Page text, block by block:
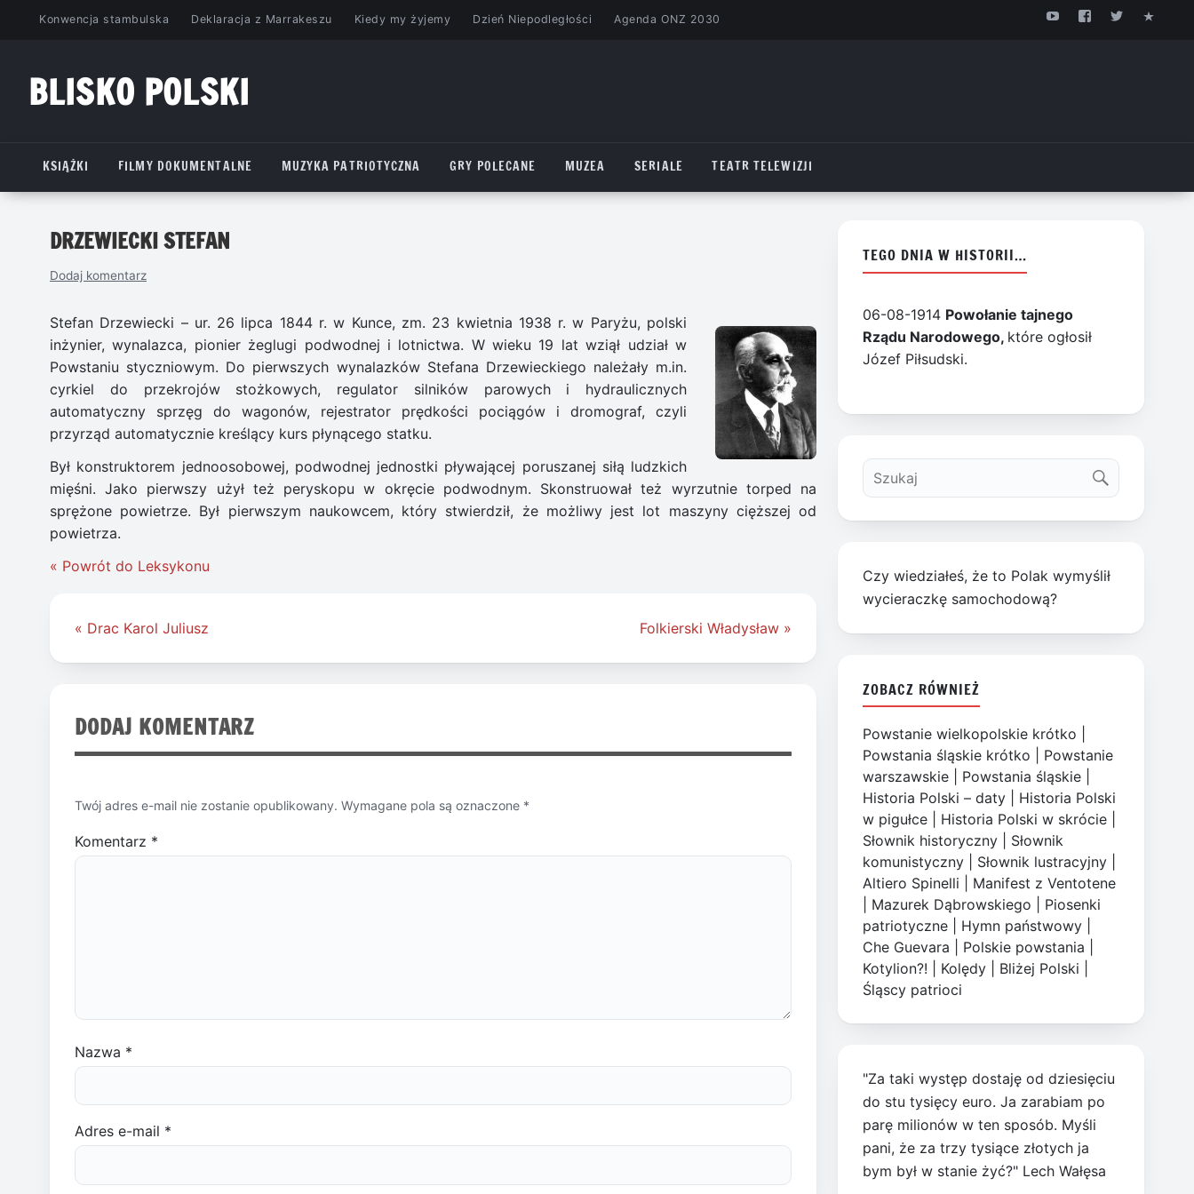
PrzejdźKonwencja stambulska Deklaracja z Marrakeszu Kiedy my żyjemy Dzień Niepodległości Agenda ONZ 2030
BLISKO POLSKI
KSIĄŻKI
FILMY DOKUMENTALNE MUZYKA PATRIOTYCZNA GRY POLECANE MUZEA SERIALE TEATR TELEWIZJI
DRZEWIECKI STEFAN
Dodaj komentarz
Stefan Drzewiecki – ur. 26 lipca 1844 r. w Kunce, zm. 23 kwietnia 1938 r. w Paryżu, polski
inżynier, wynalazca, pionier żeglugi podwodnej i lotnictwa. W wieku 19 lat wziął udział w
Powstaniu styczniowym. Do pierwszych wynalazków Stefana Drzewieckiego należały m.in.
cyrkiel do przekrojów stożkowych, regulator silników parowych i hydraulicznych
automatyczny sprzęg do wagonów, rejestrator prędkości pociągów i dromograf, czyli
przyrząd automatycznie kreślący kurs płynącego statku.
Był konstruktorem jednoosobowej, podwodnej jednostki pływającej poruszanej siłą ludzkich
mięśni. Jako pierwszy użył też peryskopu w okręcie podwodnym. Skonstruował też wyrzutnie torped na
sprężone powietrze. Był pierwszym naukowcem, który stwierdził, że możliwy jest lot maszyny cięższej od
powietrza.
« Powrót do Leksykonu
Nawigacja
« Drac Karol Juliusz Folkierski Władysław »
DODAJ KOMENTARZ
Twój adres e-mail nie zostanie opublikowany. Wymagane pola są oznaczone *
Komentarz *
Nazwa *
Adres e-mail *
TEGO DNIA W HISTORII…
06-08-1914 Powołanie tajnego
Rządu Narodowego, które ogłosił
Józef Piłsudski.
Czy wiedziałeś, że to Polak wymyślił
wycieraczkę samochodową?
ZOBACZ RÓWNIEŻ
Powstanie wielkopolskie krótko
Powstania śląskie krótko
Powstanie
warszawskie
Powstania śląskie
Historia Polski – daty
Historia Polski
w pigułce
Historia Polski w skrócie
Słownik historyczny
Słownik
komunistyczny
Słownik lustracyjny
Altiero Spinelli
Manifest z Ventotene
Mazurek Dąbrowskiego
Piosenki
patriotyczne
Hymn państwowy
Che Guevara
Polskie powstania
Kotylion?!
Kolędy Bliżej Polski
Śląscy patrioci
"Za taki występ dostaję od dziesięciu
do stu tysięcy euro. Ja zarabiam po
parę milionów w ten sposób. Myśli
pani, że za trzy tysiące złotych ja
bym był w stanie żyć?" Lech Wałęsa